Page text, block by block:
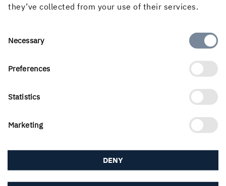
they’ve collected from your use of their services.
Consent
Necessary
Preferences
Statistics
Marketing
DENY
"Ett välkomnande och tillåtande klimat där tankar och
Hej, mitt namn är Oskar och jag jobbar som